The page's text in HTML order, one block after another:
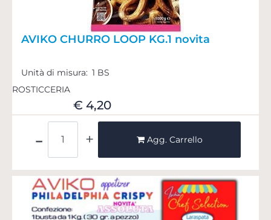
AVIKO CHURRO LOOP KG.1 novita
Unità di misura: 1 BS
ROSTICCERIA
€ 4,20
Agg. Carrello